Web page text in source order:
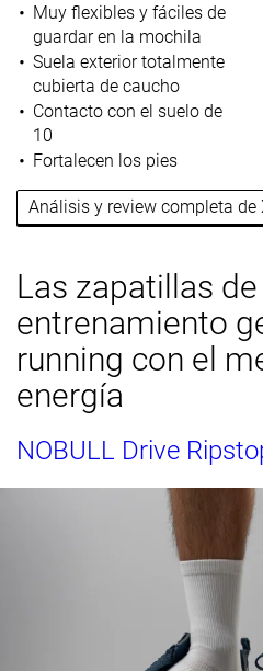
Muy flexibles y fáciles de
guardar en la mochila
Suela exterior totalmente
cubierta de caucho
Contacto con el suelo de
10
Fortalecen los pies
Análisis y review completa de
Las zapatillas de
entrenamiento
running con el
energía
NOBULL Drive